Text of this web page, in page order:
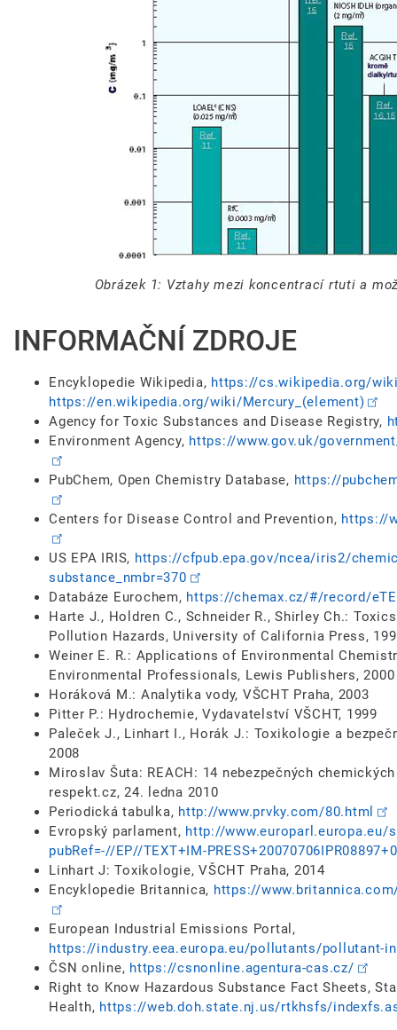
Obrázek 1: Vztahy mezi koncentrací rtuti a
INFORMAČNÍ ZDROJE
Encyklopedie Wikipedia, https://cs.wikipedia.org/
https://en.wikipedia.org/wiki/Mercury_(element)
Agency for Toxic Substances and Disease Registry,
Environment Agency, https://www.gov.uk/
PubChem, Open Chemistry Database, https://
Centers for Disease Control and Prevention, https://
US EPA IRIS, https://cfpub.epa.gov/ncea/iris2/
substance_nmbr=370
Databáze Eurochem, https://chemax.cz/#/record/
Harte J., Holdren C., Schneider R., Shirley Ch.:
Pollution Hazards, University of California Press,
Weiner E. R.: Applications of Environmental
Environmental Professionals, Lewis Publishers, 2000
Horáková M.: Analytika vody, VŠCHT Praha, 2003
Pitter P.: Hydrochemie, Vydavatelství VŠCHT, 1999
Paleček J., Linhart I., Horák J.: Toxikologie a
2008
Miroslav Šuta: REACH: 14 nebezpečných
respekt.cz, 24. ledna 2010
Periodická tabulka, http://www.prvky.com/80.html
Evropský parlament, http://www.europarl.europa.eu/
pubRef=-//EP//TEXT+IM-
Linhart J: Toxikologie, VŠCHT Praha, 2014
Encyklopedie Britannica, https://
European Industrial Emissions Portal,
https://industry.eea.europa.eu/pollutants/pollutant-
ČSN online, https://csnonline.agentura-cas.cz/
Right to Know Hazardous Substance Fact Sheets,
Health, https://web.doh.state.nj.us/rtkhsfs/